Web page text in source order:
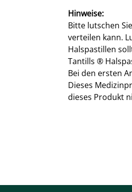
Hinweise:
Bitte lutschen
verteilen kann.
Halspastillen
Tantills ®
Bei den ersten
Dieses
dieses Produkt